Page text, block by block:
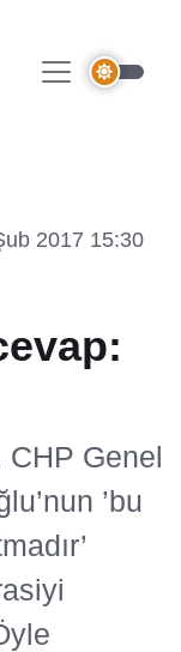
2017 15:30
CHP Genel
’bu